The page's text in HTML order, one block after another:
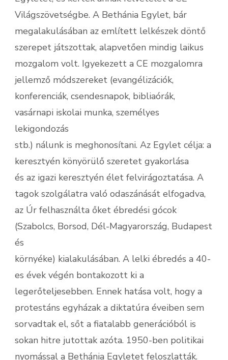
Világszövetségbe. A Bethánia Egylet, bár
megalakulásában az említett lelkészek döntő
szerepet játszottak, alapvetően mindig laikus
mozgalom volt. Igyekezett a CE mozgalomra
jellemző módszereket (evangélizációk,
konferenciák, csendesnapok, bibliaórák,
vasárnapi iskolai munka, személyes
lekigondozás
stb.) nálunk is meghonosítani. Az Egylet célja: a
keresztyén könyörülő szeretet gyakorlása
és az igazi keresztyén élet felvirágoztatása. A
tagok szolgálatra való odaszánását elfogadva,
az Úr felhasználta őket ébredési gócok
(Szabolcs, Borsod, Dél-Magyarország, Budapest
és
környéke) kialakulásában. A lelki ébredés a 40-
es évek végén bontakozott ki a
legerőteljesebben. Ennek hatása volt, hogy a
protestáns egyházak a diktatúra éveiben sem
sorvadtak el, sőt a fiatalabb generációból is
sokan hitre jutottak azóta. 1950-ben politikai
nyomással a Bethánia Egyletet feloszlatták.